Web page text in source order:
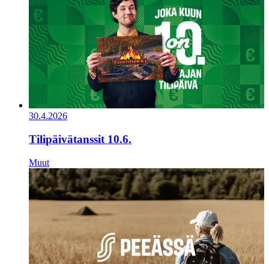
30.4.2026
Tilipäivätanssit 10.6.
Muut